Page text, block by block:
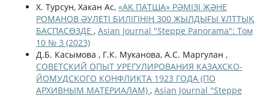
Х. Турсун, Хакан Ас, «АҚ ПАТША» РӘМІЗІ ЖӘНЕ
РОМАНОВ ӘУЛЕТІ БИЛІГІНІҢ 300 ЖЫЛДЫҒЫ ҰЛТТЫҚ
БАСПАСӨЗДЕ , Asian Journal "Steppe Panorama": Том
10 № 3 (2023)
Д.Б. Касымова , Г.К. Муканова, А.С. Маргулан ,
СОВЕТСКИЙ ОПЫТ УРЕГУЛИРОВАНИЯ КАЗАХСКО-
ЙОМУДСКОГО КОНФЛИКТА 1923 ГОДА (ПО
АРХИВНЫМ МАТЕРИАЛАМ) , Asian Journal "Steppe